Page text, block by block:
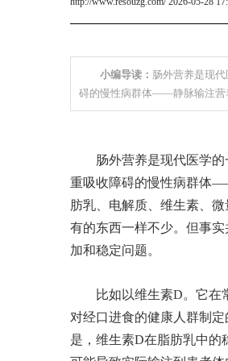
小编导读： 肠外营养是现
碍的慢性病群体——静脉输注营
肠外营养是现代医学
重吸收障碍的慢性病群体
肪乳、电解质、维生素、
有的东西一样不少。但事
加和稳定问题。
比如以维生素D。它在
对经口进食的健康人群制
是，维生素D在脂肪乳中的